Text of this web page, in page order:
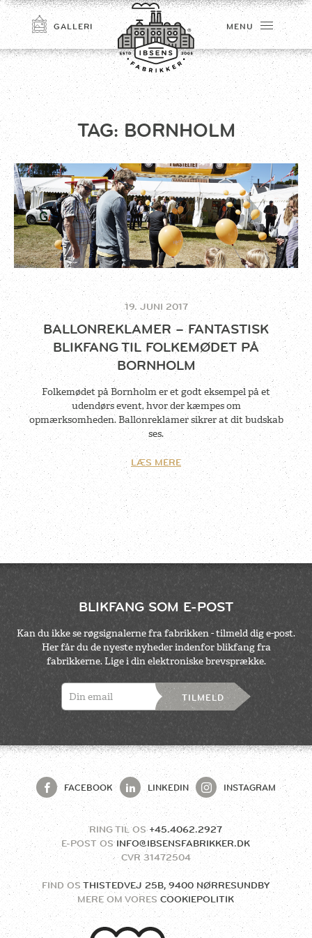
TILMELD
GALLERI MENU
TAG:BORNHOLM
19. JUNI 2017
BALLONREKLAMER – FANTASTISK
BLIKFANG TIL FOLKEMØDET PÅ
BORNHOLM
Folkemødet på Bornholm er et godt eksempel på et
udendørs event, hvor der kæmpes om
opmærksomheden. Ballonreklamer sikrer at dit budskab
ses.
LÆS MERE
BLIKFANG SOM E-POST
Kan du ikke se røgsignalerne fra fabrikken - tilmeld dig e-post.
Her får du de nyeste nyheder indenfor blikfang fra
fabrikkerne. Lige i din elektroniske brevsprække.
TILMELD
FACEBOOK LINKEDIN INSTAGRAM
RING TIL OS +45.4062.2927
E-POST OS INFO@IBSENSFABRIKKER.DK
MERE OM VORES COOKIEPOLITIK
FIND OS THISTEDVEJ 25B, 9400 NØRRESUNDBY
CVR31472504